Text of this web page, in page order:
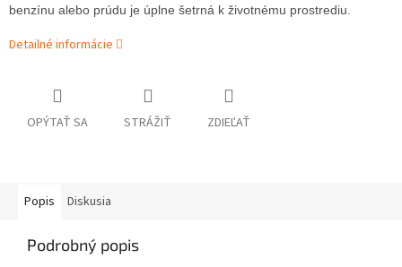
benzínu alebo prúdu je úplne šetrná k životnému prostrediu.
Detailné informácie
OPÝTAŤ SA STRÁŽIŤ ZDIEĽAŤ
Popis Diskusia
Podrobný popis